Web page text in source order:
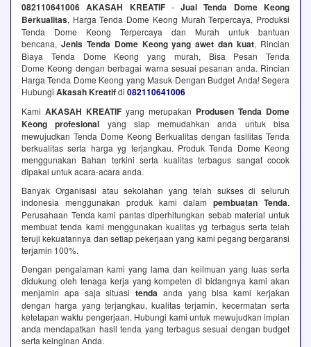
082110641006 AKASAH KREATIF-Jual Tenda Dome Keong
Berkualitas, Harga Tenda Dome Keong Murah Terpercaya, Produksi
Tenda Dome Keong Terpercaya dan Murah untuk bantuan
bencana, Jenis Tenda Dome Keong yang awet dan kuat, Rincian
Biaya Tenda Dome Keong yang murah, Bisa Pesan Tenda
Dome Keong dengan berbagai warna sesuai pesanan anda. Rincian
Harga Tenda Dome Keong yang Masuk Dengan Budget Anda! Segera
Hubungi Akasah Kreatifdi 082110641006
Kami AKASAH KREATIF yang merupakan Produsen Tenda Dome
Keong profesional yang siap memudahkan anda untuk bisa
mewujudkan Tenda Dome Keong Berkualitas dengan fasilitas Tenda
berkualitas serta harga yg terjangkau. Produk Tenda Dome Keong
menggunakan Bahan terkini serta kualitas terbagus sangat cocok
dipakai untuk acara-acara anda.
Banyak Organisasi atau sekolahan yang telah sukses di seluruh
indonesia menggunakan produk kami dalam pembuatan Tenda.
Perusahaan Tenda kami pantas diperhitungkan sebab material untuk
membuat tenda kami menggunakan kualitas yg terbagus serta telah
teruji kekuatannya dan setiap pekerjaan yang kami pegang bergaransi
terjamin 100%.
Dengan pengalaman kami yang lama dan keilmuan yang luas serta
didukung oleh tenaga kerja yang kompeten di bidangnya kami akan
menjamin apa saja situasitenda anda yang bisa kami kerjakan
dengan harga yang terjangkau, kualitas terjamin, kecermatan serta
ketetapan waktu pengerjaan. Hubungi kami untuk mewujudkan impian
anda mendapatkan hasil tenda yang terbagus sesuai dengan budget
serta keinginan Anda.